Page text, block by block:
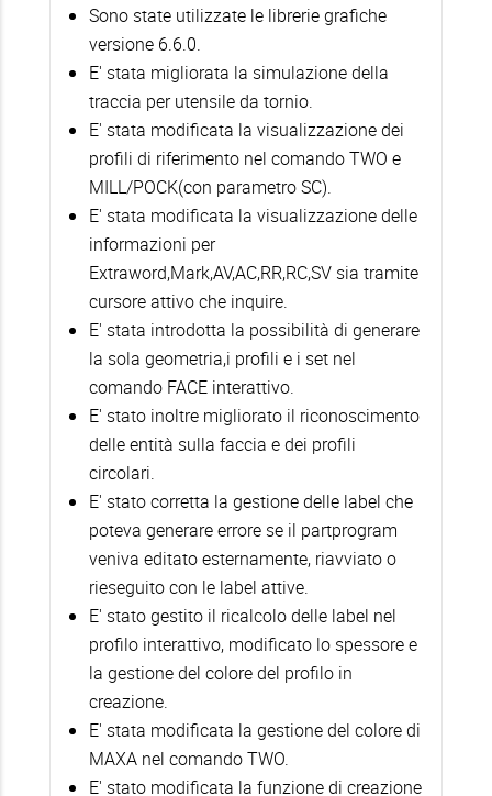
Sono state utilizzate le librerie grafiche
versione 6.6.0.
E' stata migliorata la simulazione della
traccia per utensile da tornio.
E' stata modificata la visualizzazione dei
profili di riferimento nel comando TWO e
MILL/POCK(con parametro SC).
E' stata modificata la visualizzazione delle
informazioni per
Extraword,Mark,AV,AC,RR,RC,SV sia tramite
cursore attivo che inquire.
E' stata introdotta la possibilità di generare
la sola geometria,i profili e i set nel
comando FACE interattivo.
E' stato inoltre migliorato il riconoscimento
delle entità sulla faccia e dei profili
circolari.
E' stato corretta la gestione delle label che
poteva generare errore se il partprogram
veniva editato esternamente, riavviato o
rieseguito con le label attive.
E' stato gestito il ricalcolo delle label nel
profilo interattivo, modificato lo spessore e
la gestione del colore del profilo in
creazione.
E' stata modificata la gestione del colore di
MAXA nel comando TWO.
E' stato modificata la funzione di creazione